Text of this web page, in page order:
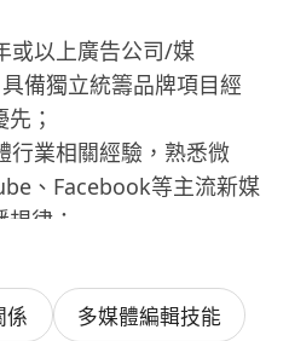
或以上廣告公司/媒
備獨立統籌品牌項目經
；
行業相關經驗，熟悉微
、Facebook等主流新媒
律；
力、良好的溝通談判能
細緻認真、有責任心。
係
多媒體編輯技能